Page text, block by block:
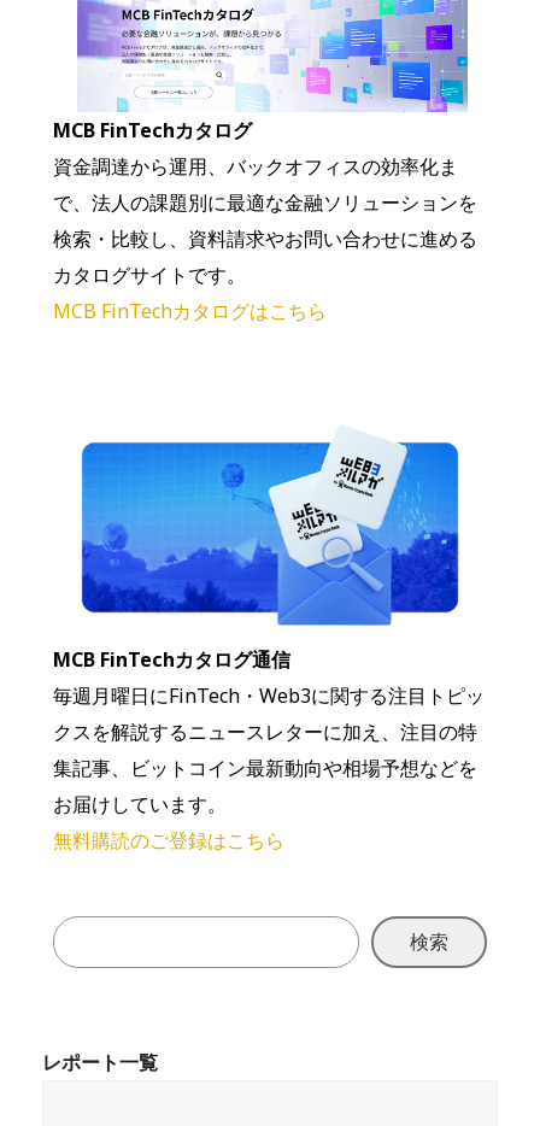
MCB FinTechカタログ
資金調達から運用、バックオフィスの効率化ま
で、法人の課題別に最適な金融ソリューションを
検索・比較し、資料請求やお問い合わせに進める
カタログサイトです。
MCB FinTechカタログはこちら
MCB FinTechカタログ通信
毎週月曜日にFinTech・Web3に関する注目トピッ
クスを解説するニュースレターに加え、注目の特
集記事、ビットコイン最新動向や相場予想などを
お届けしています。
無料購読のご登録はこちら
検索